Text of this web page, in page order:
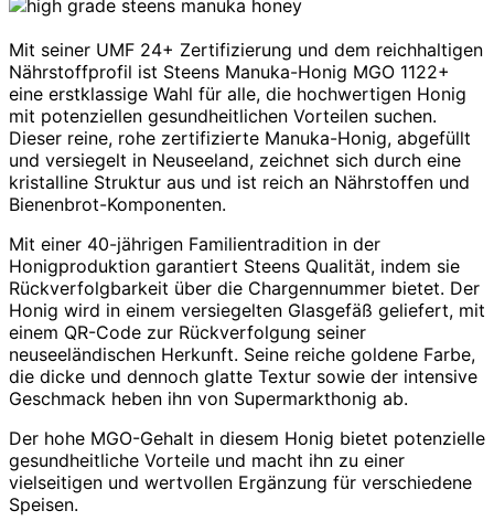
Mit seiner UMF 24+ Zertifizierung und dem reichhaltigen
Nährstoffprofil ist Steens Manuka-Honig MGO 1122+
eine erstklassige Wahl für alle, die hochwertigen Honig
mit potenziellen gesundheitlichen Vorteilen suchen.
Dieser reine, rohe zertifizierte Manuka-Honig, abgefüllt
und versiegelt in Neuseeland, zeichnet sich durch eine
kristalline Struktur aus und ist reich an Nährstoffen und
Bienenbrot-Komponenten.
Mit einer 40-jährigen Familientradition in der
Honigproduktion garantiert Steens Qualität, indem sie
Rückverfolgbarkeit über die Chargennummer bietet. Der
Honig wird in einem versiegelten Glasgefäß geliefert, mit
einem QR-Code zur Rückverfolgung seiner
neuseeländischen Herkunft. Seine reiche goldene Farbe,
die dicke und dennoch glatte Textur sowie der intensive
Geschmack heben ihn von Supermarkthonig ab.
Der hohe MGO-Gehalt in diesem Honig bietet potenzielle
gesundheitliche Vorteile und macht ihn zu einer
vielseitigen und wertvollen Ergänzung für verschiedene
Speisen.